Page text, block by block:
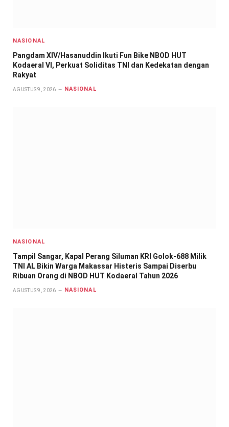
NASIONAL
Pangdam XIV/Hasanuddin Ikuti Fun Bike NBOD HUT
Kodaeral VI, Perkuat Soliditas TNI dan Kedekatan dengan
Rakyat
AGUSTUS 9, 2026 NASIONAL
NASIONAL
Tampil Sangar, Kapal Perang Siluman KRI Golok-688 Milik
TNI AL Bikin Warga Makassar Histeris Sampai Diserbu
Ribuan Orang di NBOD HUT Kodaeral Tahun 2026
AGUSTUS 9, 2026 NASIONAL